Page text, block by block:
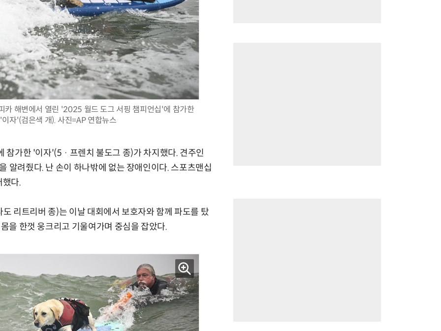
카 해변에서 열린 '2025 월드 도그 서핑 챔피언십'에 참가한
자'(검은색 개). 사진=AP 연합뉴스
참가한 '이자'(5 · 프렌치 불도그 종)가 차지했다. 견주인
알려줬다. 난 손이 하나밖에 없는 장애인이다. 스포츠맨십
했다.
리트리버 종)는 이날 대회에서 보호자와 함께 파도를 탔
을 한껏 웅크리고 기울여가며 중심을 잡았다.